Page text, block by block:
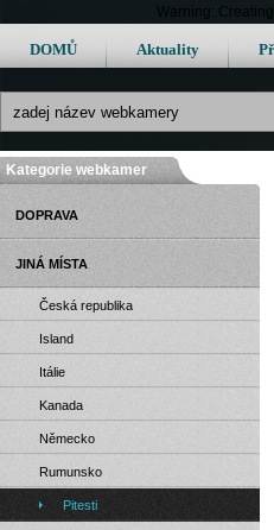
Warning:
DOMŮ Aktuality
Kategorie webkamer
DOPRAVA
JINÁ MÍSTA
Česká republika
Island
Itálie
Kanada
Německo
Rumunsko
Pitesti